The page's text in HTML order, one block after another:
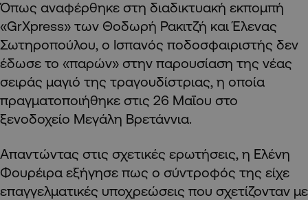
Όπως αναφέρθηκε στη διαδικτυακή εκπομπή
«GrXpress» των Θοδωρή Ρακιτζή και Έλενας
Σωτηροπούλου, ο Ισπανός ποδοσφαιριστής δεν
έδωσε το «παρών» στην παρουσίαση της νέας
σειράς μαγιό της τραγουδίστριας, η οποία
πραγματοποιήθηκε στις 26 Μαΐου στο
ξενοδοχείο Μεγάλη Βρετάννια.
Απαντώντας στις σχετικές ερωτήσεις, η Ελένη
Φουρέιρα εξήγησε πως ο σύντροφός της είχε
επαγγελματικές υποχρεώσεις που σχετίζονταν με